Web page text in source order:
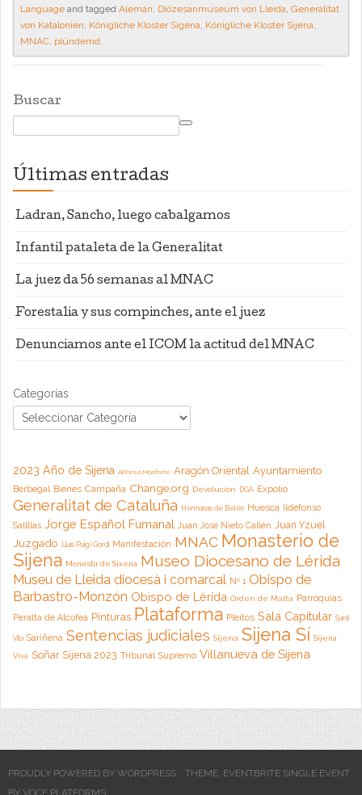
Language and tagged Alemán, Diözesanmuseum von Lleida, Generalitat
von Katalonien, Königliche Kloster Sigena, Königliche Kloster Sijena,
MNAC, plündernd.
Buscar
Últimas entradas
Ladran, Sancho, luego cabalgamos
Infantil pataleta de la Generalitat
La juez da 56 semanas al MNAC
Forestalia y sus compinches, ante el juez
Denunciamos ante el ICOM la actitud del MNAC
Categorías
2023 Año de Sijena Alfonso Monforte Aragón Oriental Ayuntamiento
Berbegal Bienes Campaña Change.org Devolución DGA Expolio
Generalitat de Cataluña Hermanas de Belén Huesca Ildefonso
Sallllas Jorge Español Fumanal Juan José Nieto Callén Juan Yzuel
Juzgado Lluis Puig i Gordi Manifestación MNAC Monasterio de
Sijena Monestir de Sixena Museo Diocesano de Lérida
Museu de Lleida diocesà i comarcal Nº 1 Obispo de
Barbastro-Monzón Obispo de Lérida Orden de Malta Parroquias
Peralta de Alcofea Pinturas Plataforma Pleitos Sala Capitular Santi
Vila Sariñena Sentencias judiciales Sijena Sijena Sí Sijena
Viva Soñar Sijena 2023 Tribunal Supremo Villanueva de Sijena
PROUDLY POWERED BY WORDPRESS
THEME: EVENTBRITE SINGLE EVENT
BY VOCE PLATFORMS